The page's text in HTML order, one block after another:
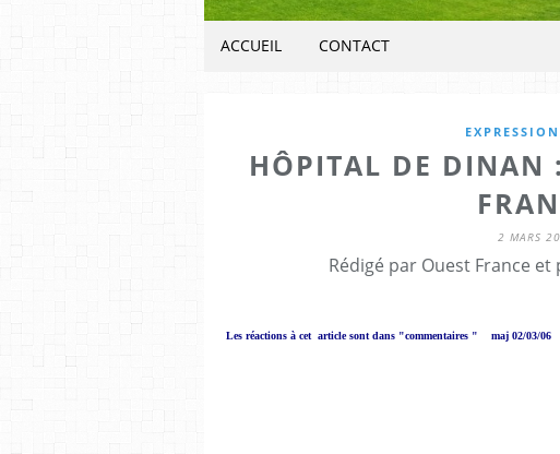
ACCUEIL CONTACT
HÔPITAL DE DINAN
2 MARS
Rédigé par Ouest France
Les réactions à cet article sont dans "commentaires " maj 02/03/06